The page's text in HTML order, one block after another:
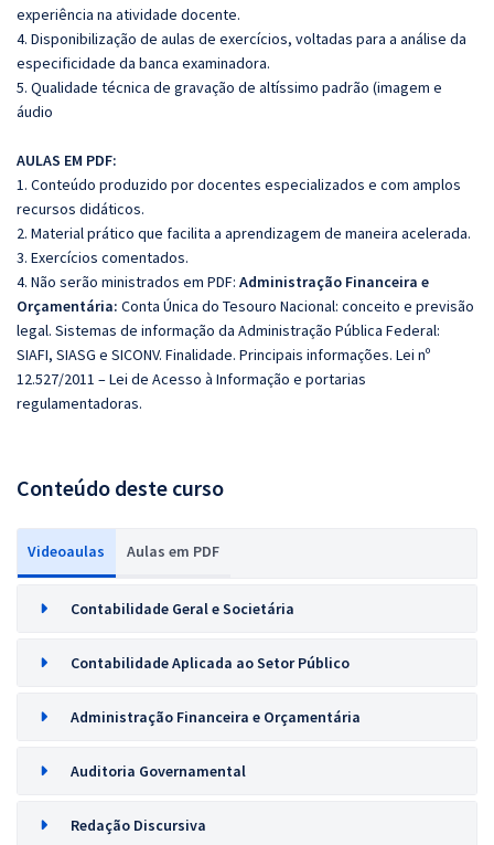
experiência na atividade docente.
4. Disponibilização de aulas de exercícios, voltadas para a análise da
especificidade da banca examinadora.
5. Qualidade técnica de gravação de altíssimo padrão (imagem e
áudio
AULAS EM PDF:
1. Conteúdo produzido por docentes especializados e com amplos
recursos didáticos.
2. Material prático que facilita a aprendizagem de maneira acelerada.
3. Exercícios comentados.
4. Não serão ministrados em PDF: Administração Financeira e
Orçamentária: Conta Única do Tesouro Nacional: conceito e previsão
legal. Sistemas de informação da Administração Pública Federal:
SIAFI, SIASG e SICONV. Finalidade. Principais informações. Lei nº
12.527/2011 – Lei de Acesso à Informação e portarias
regulamentadoras.
Conteúdo deste curso
Videoaulas Aulas em PDF
Contabilidade Geral e Societária
Contabilidade Aplicada ao Setor Público
Administração Financeira e Orçamentária
Auditoria Governamental
Redação Discursiva